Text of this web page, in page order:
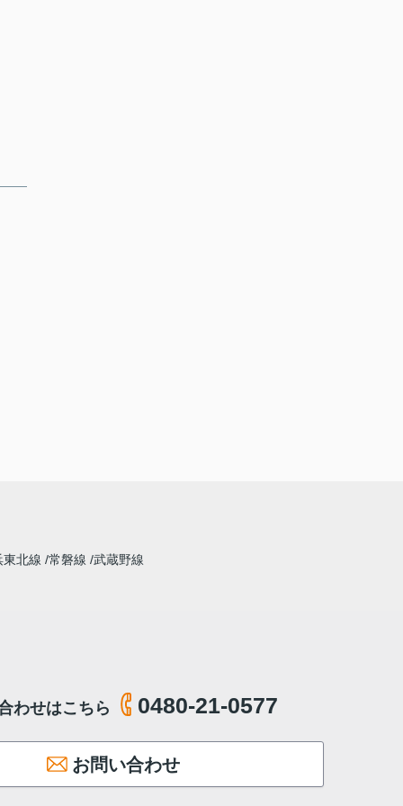
東北線 常磐線 武蔵野線
わせはこちら 0480-21-0577
お問い合わせ